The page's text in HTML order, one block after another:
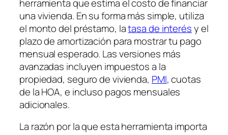
herramienta que estima el costo de financiar
una vivienda. En su forma más simple, utiliza
el monto del préstamo, latasa de interésy el
plazo de amortización para mostrar tu pago
mensual esperado. Las versiones más
avanzadas incluyen impuestos a la
propiedad, seguro de vivienda, PMI, cuotas
de la HOA, e incluso pagos mensuales
adicionales.
La razón por la que esta herramienta importa